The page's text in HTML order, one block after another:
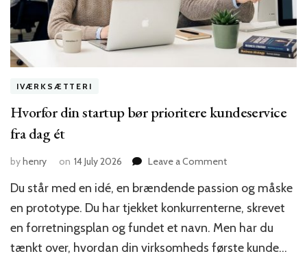
IVÆRKSÆTTERI
Hvorfor din startup bør prioritere kundeservice
fra dag ét
byhenry on 14 July 2026 Leave a Commenton
din
startup
prioritere
kundeservice
Du står med en idé, en brændende passion og måske
en prototype. Du har tjekket konkurrenterne, skrevet
en forretningsplan og fundet et navn. Men har du
tænkt over, hvordan din virksomheds første kunde…